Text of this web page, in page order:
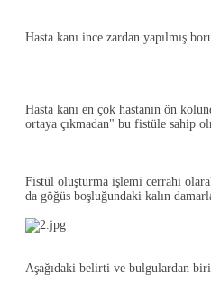
Hasta kanı ince zardan yapılmış
Hasta kanı en çok hastanın ön
ortaya çıkmadan" bu fistüle sahip
Fistül oluşturma işlemi cerrahi
da göğüs boşluğundaki kalın
Aşağıdaki belirti ve bulgulardan biri